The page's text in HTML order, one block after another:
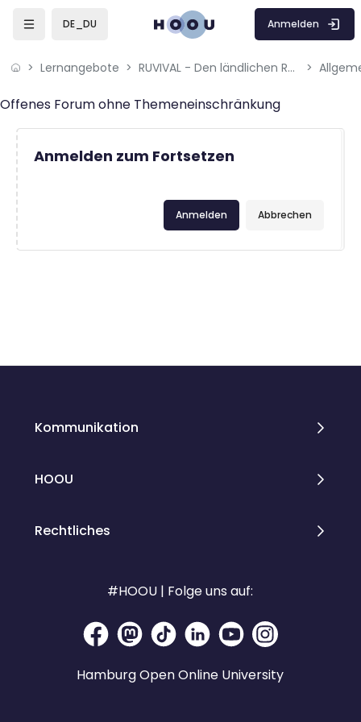
DE_DU Anmelden
Lernangebote RUVIVAL - Den ländlichen Raum beleben
Abschlussbedingungen
Offenes Forum ohne Themeneinschränkung
Anmelden zum Fortsetzen
Abbrechen
Anmelden
Kommunikation
HOOU
Rechtliches
#HOOU | Folge uns auf:
Hamburg Open Online University